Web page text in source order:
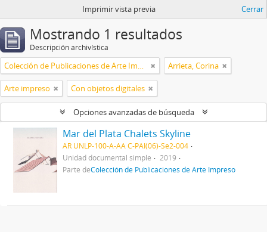
Imprimir vista previa Cerrar
Mostrando 1 resultados
Descripción archivística
Colección de Publicaciones de Arte Impreso Arrieta, Corina
Arte impreso Con objetos digitales
Opciones avanzadas de búsqueda
Mar del Plata Chalets Skyline
AR UNLP-100-A-AA C-PAI(06)-Se2-004
Unidad documental simple
2019
Parte deColección de Publicaciones de Arte Impreso